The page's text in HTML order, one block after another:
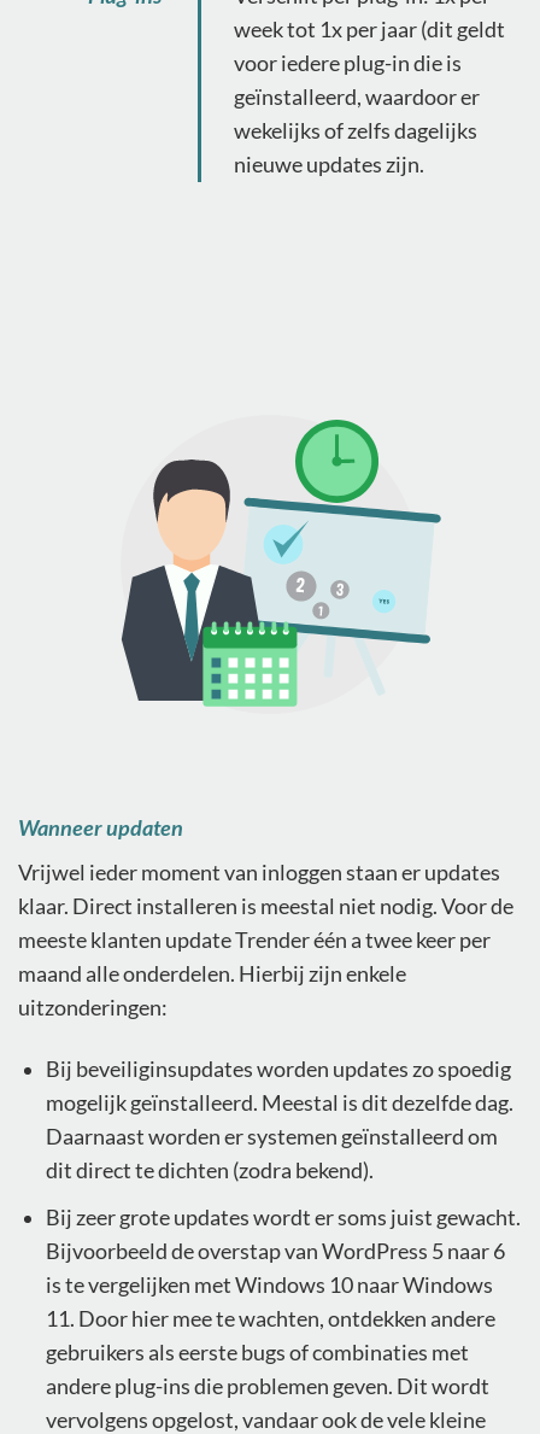
week tot 1x per jaar (dit geldt
voor iedere plug-in die is
geïnstalleerd, waardoor er
wekelijks of zelfs dagelijks
nieuwe updates zijn.
Wanneer updaten
Vrijwel ieder moment van inloggen staan er updates
klaar. Direct installeren is meestal niet nodig. Voor de
meeste klanten update Trender één a twee keer per
maand alle onderdelen. Hierbij zijn enkele
uitzonderingen:
Bij beveiliginsupdates worden updates zo spoedig
mogelijk geïnstalleerd. Meestal is dit dezelfde dag.
Daarnaast worden er systemen geïnstalleerd om
dit direct te dichten (zodra bekend).
Bij zeer grote updates wordt er soms juist gewacht.
Bijvoorbeeld de overstap van WordPress 5 naar 6
is te vergelijken met Windows 10 naar Windows
11. Door hier mee te wachten, ontdekken andere
gebruikers als eerste bugs of combinaties met
andere plug-ins die problemen geven. Dit wordt
vervolgens opgelost, vandaar ook de vele kleine